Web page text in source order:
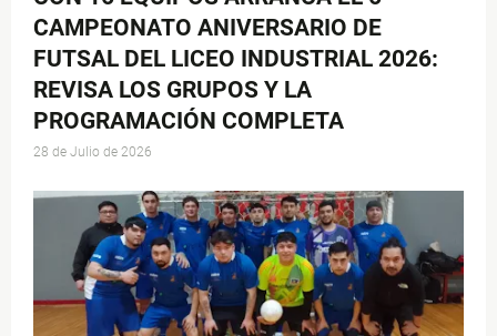
CAMPEONATO ANIVERSARIO DE
FUTSAL DEL LICEO INDUSTRIAL 2026:
REVISA LOS GRUPOS Y LA
PROGRAMACIÓN COMPLETA
28 de Julio de 2026